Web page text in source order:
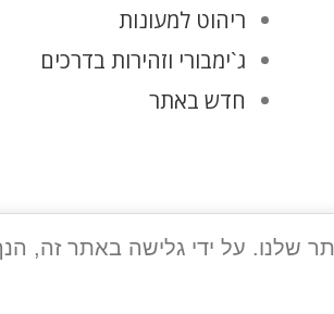
ריהוט למעונות
ג`ימבורי וזהירות בדרכים
חדש באתר